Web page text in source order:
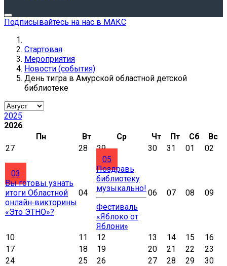
Подписывайтесь на нас в МАКС
Стартовая
Мероприятия
Новости (события)
День тигра в Амурской областной детской
библиотеке
2025
2026
Пн
Вт Ср Чт Пт Сб
Вс
27
28 29 30 31 01 02
03
Вы готовы узнать
итоги Областной
онлайн‑викторины
«Это ЭТНО»?
04
05
Поздравь
библиотеку
музыкально!
Фестиваль
«Яблоко от
Яблони»
06 07 08 09
10 11 12 13 14 15
16
17
18 19 20 21 22
23
24
25 26 27 28 29
30